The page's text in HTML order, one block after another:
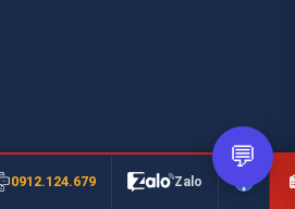
0912.124.679 Zalo
💬